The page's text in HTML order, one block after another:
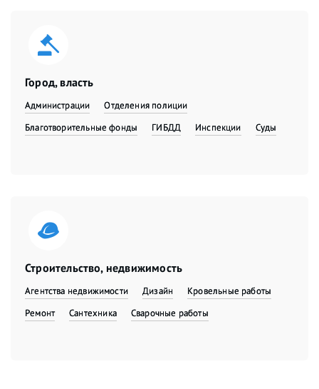
Город, власть
Администрации
Отделения полиции
Благотворительные фонды
ГИБДД Инспекции Суды
Строительство, недвижимость
Агентства недвижимости Дизайн
Кровельные работы
Ремонт
Сантехника Сварочные работы